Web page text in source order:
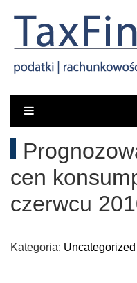
Podatki,
VAT,
NSA
Portal
dla
księgowych
cen
czerwcu
Kategoria: Uncategorized